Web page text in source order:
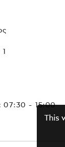
07:30 - 15:00
This